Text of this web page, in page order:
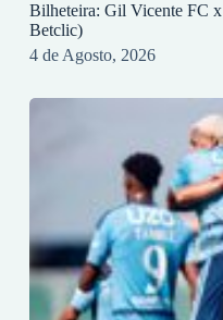
Bilheteira: Gil Vicente FC
Betclic)
4 de Agosto, 2026